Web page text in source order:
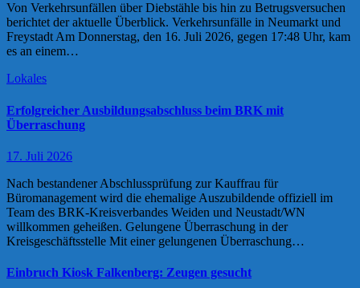
Von Verkehrsunfällen über Diebstähle bis hin zu Betrugsversuchen
berichtet der aktuelle Überblick. Verkehrsunfälle in Neumarkt und
Freystadt Am Donnerstag, den 16. Juli 2026, gegen 17:48 Uhr, kam
es an einem…
Lokales
Erfolgreicher Ausbildungsabschluss beim BRK mit
Überraschung
17. Juli 2026
Nach bestandener Abschlussprüfung zur Kauffrau für
Büromanagement wird die ehemalige Auszubildende offiziell im
Team des BRK-Kreisverbandes Weiden und Neustadt/WN
willkommen geheißen. Gelungene Überraschung in der
Kreisgeschäftsstelle Mit einer gelungenen Überraschung…
Einbruch Kiosk Falkenberg: Zeugen gesucht